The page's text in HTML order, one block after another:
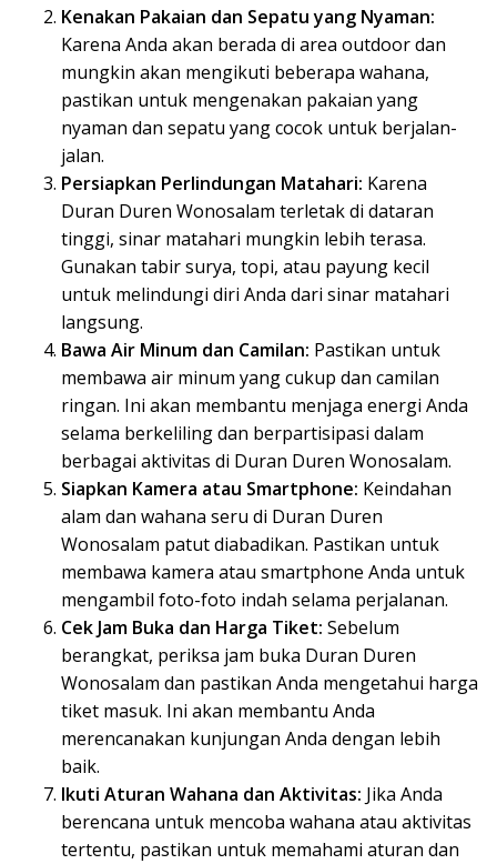
Kenakan Pakaian dan Sepatu yang Nyaman:
Karena Anda akan berada di area outdoor dan
mungkin akan mengikuti beberapa wahana,
pastikan untuk mengenakan pakaian yang
nyaman dan sepatu yang cocok untuk berjalan-
jalan.
Persiapkan Perlindungan Matahari: Karena
Duran Duren Wonosalam terletak di dataran
tinggi, sinar matahari mungkin lebih terasa.
Gunakan tabir surya, topi, atau payung kecil
untuk melindungi diri Anda dari sinar matahari
langsung.
Bawa Air Minum dan Camilan: Pastikan untuk
membawa air minum yang cukup dan camilan
ringan. Ini akan membantu menjaga energi Anda
selama berkeliling dan berpartisipasi dalam
berbagai aktivitas di Duran Duren Wonosalam.
Siapkan Kamera atau Smartphone: Keindahan
alam dan wahana seru di Duran Duren
Wonosalam patut diabadikan. Pastikan untuk
membawa kamera atau smartphone Anda untuk
mengambil foto-foto indah selama perjalanan.
Cek Jam Buka dan Harga Tiket: Sebelum
berangkat, periksa jam buka Duran Duren
Wonosalam dan pastikan Anda mengetahui harga
tiket masuk. Ini akan membantu Anda
merencanakan kunjungan Anda dengan lebih
baik.
Ikuti Aturan Wahana dan Aktivitas: Jika Anda
berencana untuk mencoba wahana atau aktivitas
tertentu, pastikan untuk memahami aturan dan